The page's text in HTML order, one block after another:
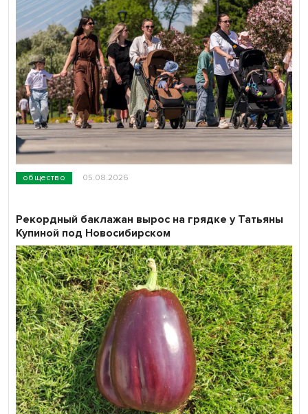
общество 05.08.2026
Рекордный баклажан вырос на грядке у Татьяны
Купиной под Новосибирском